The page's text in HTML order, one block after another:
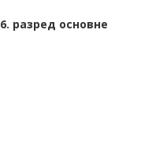
разред основне